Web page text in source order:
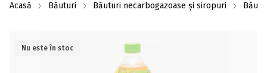
Acasă Băuturi Băuturi necarbogazoase și siropuri
Nu este în stoc